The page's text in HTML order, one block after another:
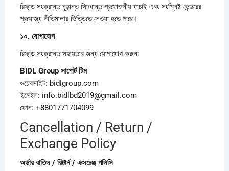
রিফান্ড সংক্রান্ত চূড়ান্ত সিদ্ধান্ত প্রয়োজনীয় যাচাই এবং সংশ্লিষ্ট ভেন্ডরের
প্রযোজ্য নীতিমালার ভিত্তিতে নেওয়া হতে পারে।
১০. যোগাযোগ
রিফান্ড সংক্রান্ত সহায়তার জন্য যোগাযোগ করুন:
BIDL Group সাপোর্টটিম
ওয়েবসাইট: bidlgroup.com
ইমেইল: info.bidlbd2019@gmail.com
ফোন: +8801771704099
Cancellation / Return /
Exchange Policy
অর্ডারবাতিল / রিটার্ন / এক্সচেঞ্জ পলিসি